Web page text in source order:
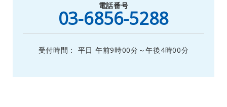
電話番号
03-6856-5288
受付時間： 平日 午前9時00分～午後4時00分